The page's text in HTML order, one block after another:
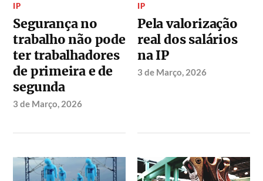
IP
Segurança no
trabalho não pode
ter trabalhadores
de primeira e de
segunda
3 de Março, 2026
IP
Pela valorização
real dos salários
na IP
3 de Março, 2026